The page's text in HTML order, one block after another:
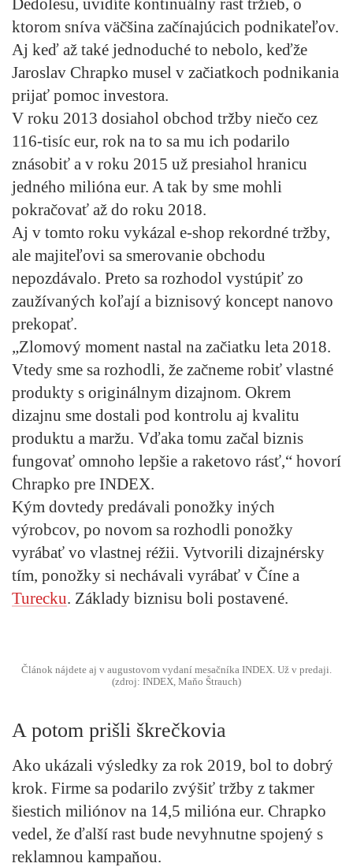
ktorom sníva väčšina začínajúcich podnikateľov.
Aj keď až také jednoduché to nebolo, keďže
Jaroslav Chrapko musel v začiatkoch podnikania
prijať pomoc investora.
V roku 2013 dosiahol obchod tržby niečo cez
116-tisíc eur, rok na to sa mu ich podarilo
znásobiť a v roku 2015 už presiahol hranicu
jedného milióna eur. A tak by sme mohli
pokračovať až do roku 2018.
Aj v tomto roku vykázal e-shop rekordné tržby,
ale majiteľovi sa smerovanie obchodu
nepozdávalo. Preto sa rozhodol vystúpiť zo
zaužívaných koľají a biznisový koncept nanovo
prekopať.
„Zlomový moment nastal na začiatku leta 2018.
Vtedy sme sa rozhodli, že začneme robiť vlastné
produkty s originálnym dizajnom. Okrem
dizajnu sme dostali pod kontrolu aj kvalitu
produktu a maržu. Vďaka tomu začal biznis
fungovať omnoho lepšie a raketovo rásť,“ hovorí
Chrapko pre INDEX.
Kým dovtedy predávali ponožky iných
výrobcov, po novom sa rozhodli ponožky
vyrábať vo vlastnej réžii. Vytvorili dizajnérsky
tím, ponožky si nechávali vyrábať v Číne a
Turecku. Základy biznisu boli postavené.
Článok nájdete aj v augustovom vydaní mesačníka INDEX. Už v predaji.
(zdroj: INDEX, Maňo Štrauch)
A potom prišli škrečkovia
Ako ukázali výsledky za rok 2019, bol to dobrý
krok. Firme sa podarilo zvýšiť tržby z takmer
šiestich miliónov na 14,5 milióna eur. Chrapko
vedel, že ďalší rast bude nevyhnutne spojený s
reklamnou kampaňou.